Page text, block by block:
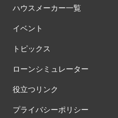
ハウスメーカー一覧
イベント
トピックス
ローンシミュレーター
役立つリンク
プライバシーポリシー